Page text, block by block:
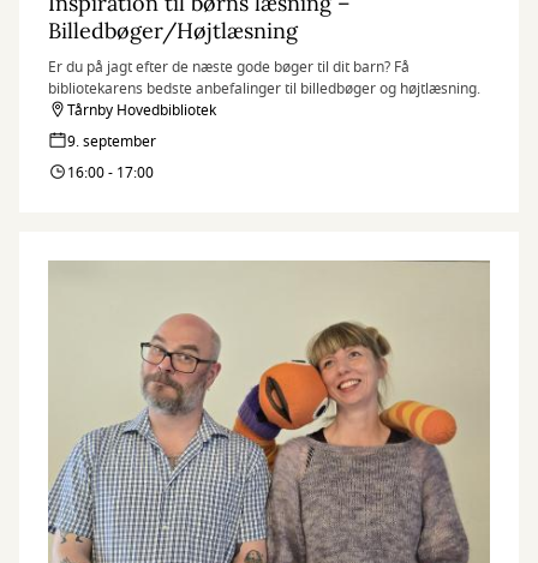
Billedbøger/Højtlæsning
Er du på jagt efter de næste gode bøger til dit barn? Få
bibliotekarens bedste anbefalinger til billedbøger og højtlæsning.
Tårnby Hovedbibliotek
9. september
16:00 - 17:00